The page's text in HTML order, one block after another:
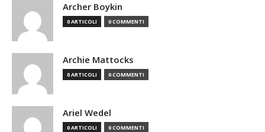
Archer Boykin
0 ARTICOLI 0 COMMENTI
Archie Mattocks
0 ARTICOLI 0 COMMENTI
Ariel Wedel
0 ARTICOLI 0 COMMENTI